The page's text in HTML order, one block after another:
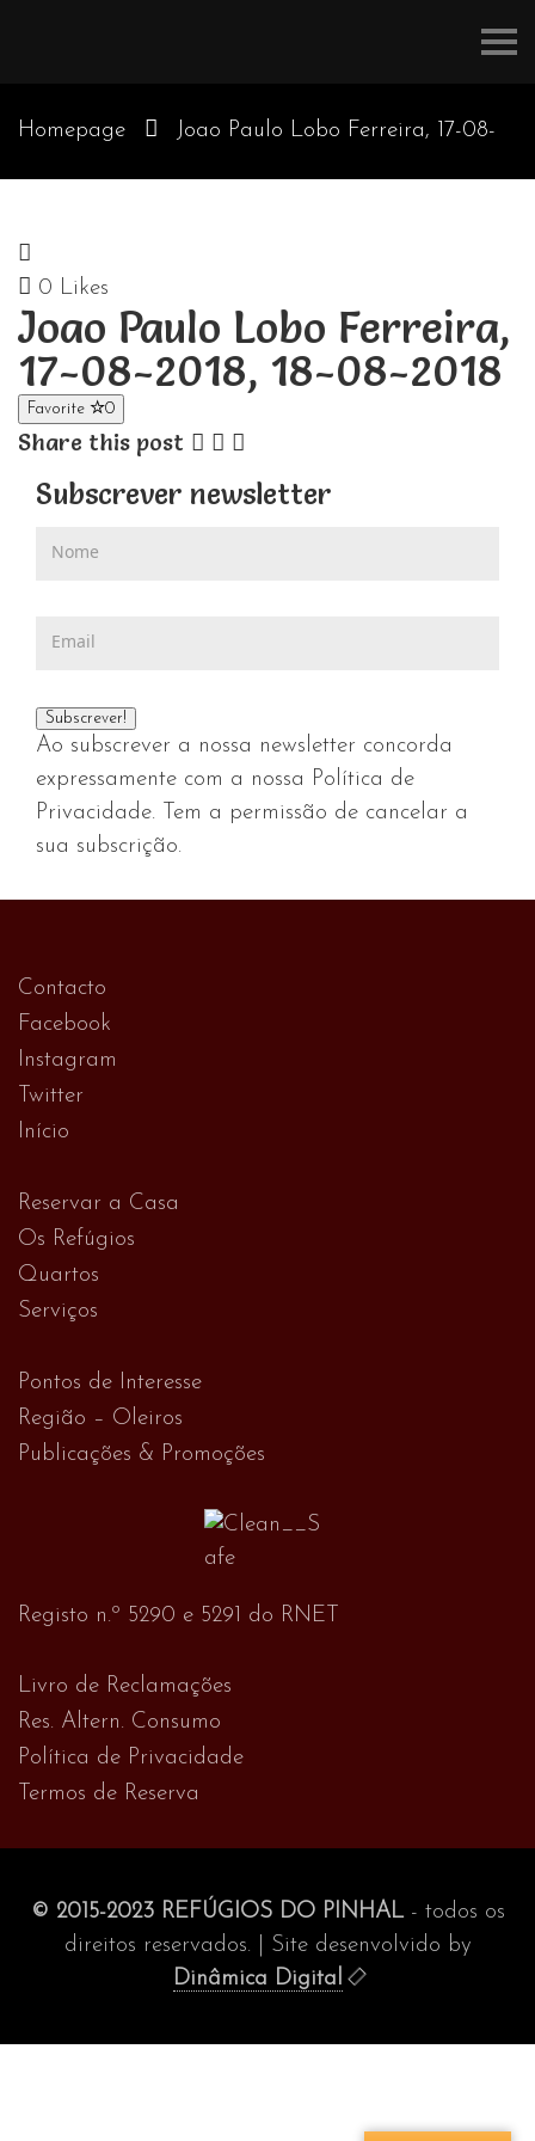
Homepage Joao Paulo Lobo Ferreira, 17-08-
0 Likes
Joao Paulo Lobo Ferreira,
17-08-2018, 18-08-2018
Favorite 0
Share this post
Subscrever newsletter
Ao subscrever a nossa newsletter concorda
expressamente com a nossa Política de
Privacidade. Tem a permissão de cancelar a
sua subscrição.
Contacto
Facebook
Instagram
Twitter
Início
Reservar a Casa
Os Refúgios
Quartos
Serviços
Pontos de Interesse
Região – Oleiros
Publicações & Promoções
Registo n.º 5290 e 5291 do RNET
Livro de Reclamações
Res. Altern. Consumo
Política de Privacidade
Termos de Reserva
© 2015-2023 REFÚGIOS DO PINHAL- todos os
direitos reservados. | Site desenvolvido by
Dinâmica Digital